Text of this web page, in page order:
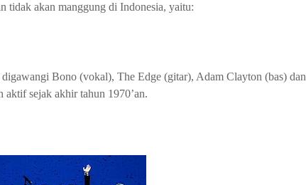
tidak akan manggung di Indonesia, yaitu:
Bono (vokal), The Edge (gitar), Adam Clayton (bas) dan
sejak akhir tahun 1970’an.